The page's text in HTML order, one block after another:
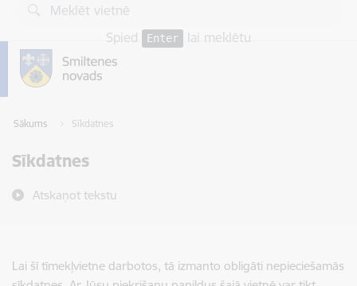
Pāriet uz lapas saturu
Spied
Enter lai meklētu
Sākums Sīkdatnes
Sīkdatnes
Atskaņot tekstu
Lai šī tīmekļvietne darbotos, tā izmanto obligāti nepieciešamās